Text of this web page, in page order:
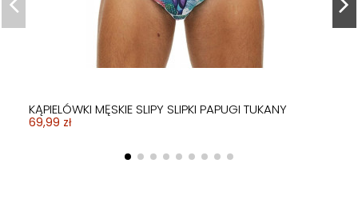
KĄPIELÓWKI MĘSKIE SLIPY SLIPKI PAPUGI TUKANY
69,99 zł